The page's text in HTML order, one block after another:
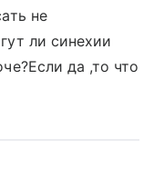
не
ли синехии
да ,то что